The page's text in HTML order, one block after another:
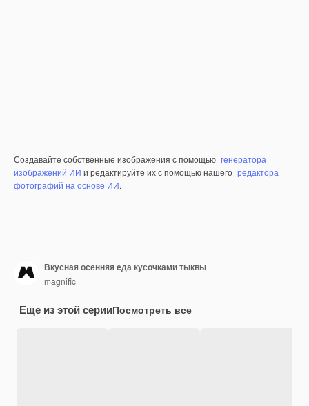
Создавайте собственные изображения с помощью генератора
изображений ИИ и редактируйте их с помощью нашего редактора
фотографий на основе ИИ.
Вкусная осенняя еда кусочками тыквы
magnific
Еще из этой серииПосмотреть все